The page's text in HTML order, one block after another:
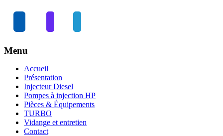
Menu
Accueil
Présentation
Injecteur Diesel
Pompes à injection HP
Pièces & Équipements
TURBO
Vidange et entretien
Contact